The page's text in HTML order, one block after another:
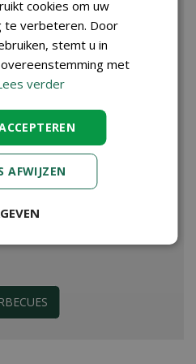
cookies om uw
te verbeteren. Door
stemt u in
met
verder
AFWIJZEN